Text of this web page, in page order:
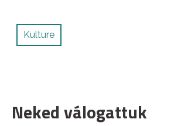
Kulture
Neked válogattuk